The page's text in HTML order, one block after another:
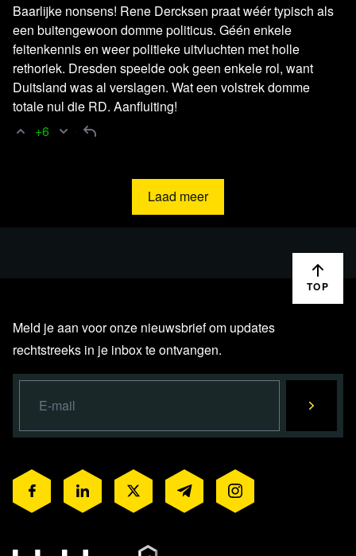
Lees verder
Baarlijke nonsens! Rene Dercksen praat wéér typisch als
een buitengewoon domme politicus. Géén enkele
feitenkennis en weer politieke uitvluchten met holle
rethoriek. Dresden speelde ook geen enkele rol, want
Duitsland was al verslagen. Wat een volstrek domme
totale nul die RD. Aanfluiting!
+6
Laad meer
TOP
Meld je aan voor onze nieuwsbrief om updates
rechtstreeks in je inbox te ontvangen.